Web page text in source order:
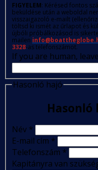
FIGYELEM: Kérésed fontos
beküldése után a weboldal
visszaigazoló e-mailt
töltsd ki ismét az űrlapot és
újbóli próbálkozásod is
mailen
3328-as telefonszámot.
If you are human,
Hasonló hajó
Hasonló
Név *
E-mail cím *
Telefonszám *
Kapitányra van